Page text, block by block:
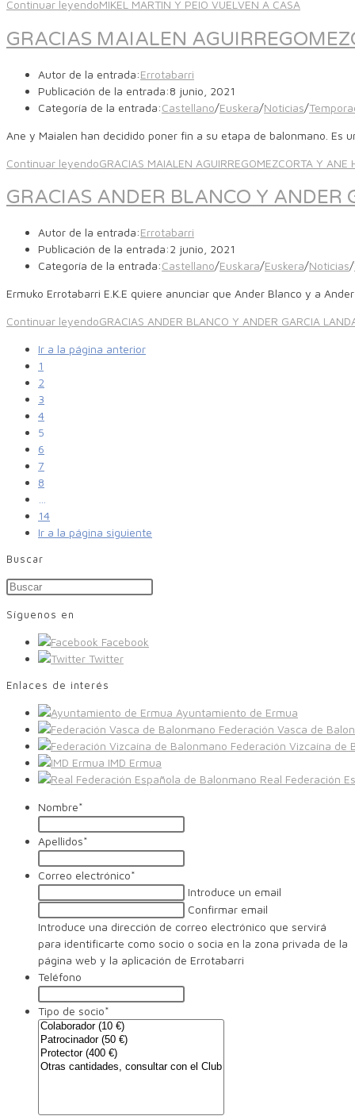
Continuar leyendoMIKEL MARTIN Y PEIO VUELVEN A CASA
GRACIAS MAIALEN
Autor de la entrada:Errotabarri
Publicación de la entrada:8 junio, 2021
Categoría de la entrada:Castellano/Euskera/Noticias/
Ane y Maialen han decidido poner fin a su etapa de balonmano.
Continuar leyendoGRACIAS MAIALEN AGUIRREGOMEZCORTA Y ANE
GRACIAS ANDER BLANCO Y ANDER
Autor de la entrada:Errotabarri
Publicación de la entrada:2 junio, 2021
Categoría de la entrada:Castellano/Euskara/Euskera/Noticias/
Ermuko Errotabarri E.K.E quiere anunciar que Ander Blanco y a
Continuar leyendoGRACIAS ANDER BLANCO Y ANDER GARCIA
Ir a la página anterior
1
2
3
4
5
6
7
8
14
Ir a la página siguiente
Buscar
Síguenos en
Facebook
Twitter
Enlaces de interés
Ayuntamiento de Ermua
Federación Vasca de
Federación Vizcaína de
IMD Ermua
Real Federación
Nombre*
Apellidos*
Correo electrónico*
Introduce un email
Confirmar email
Introduce una dirección de correo electrónico que servirá
para identificarte como socio o socia en la zona privada de la
página web y la aplicación de Errotabarri
Teléfono
Tipo de socio*